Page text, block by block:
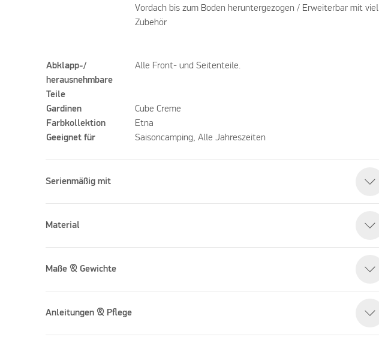
Vordach bis zum Boden heruntergezogen / Erweiterbar mit viel
Zubehör
Abklapp-/
herausnehmbare
Teile
Alle Front- und Seitenteile.
Gardinen
Cube Creme
Farbkollektion
Etna
Geeignet für
Saisoncamping, Alle Jahreszeiten
Serienmäßig mit
Material
Maße & Gewichte
Anleitungen & Pflege